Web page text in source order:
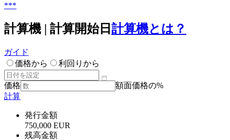
***
計算機 | 計算開始日 計算機とは？
ガイド
価格から
利回りから
価格
額面価格の%
計算
発行金額
750,000 EUR
残高金額